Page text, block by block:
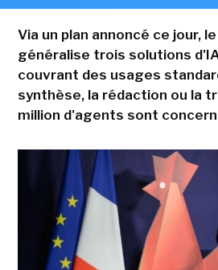
Via un plan annoncé ce jour,
généralise trois solutions
couvrant des usages
synthèse, la rédaction ou la
million d'agents sont